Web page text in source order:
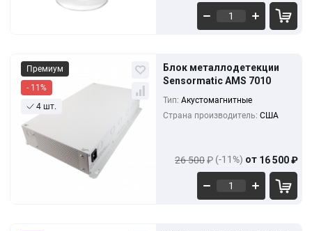
Премиум
- 11%
4 шт.
Блок металлодетекции
Sensormatic AMS 7010
Тип: Акустомагнитные
Страна производитель: США
26 500₽ (-11%) от 16 500₽
1+
26 500 ₽
23 500
5+
23 500
20 500₽
10+ -21%